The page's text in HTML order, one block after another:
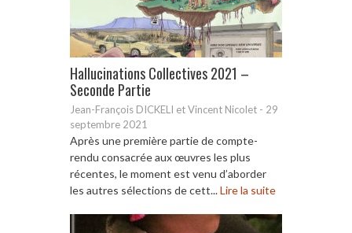
Hallucinations Collectives 2021 –
Seconde Partie
Jean-François DICKELI et Vincent Nicolet - 29
septembre 2021
Après une première partie de compte-
rendu consacrée aux œuvres les plus
récentes, le moment est venu d’aborder
les autres sélections de cett...Lire la suite